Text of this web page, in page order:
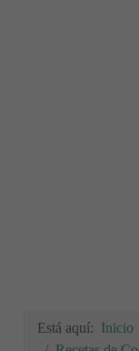
Está aquí: Inicio